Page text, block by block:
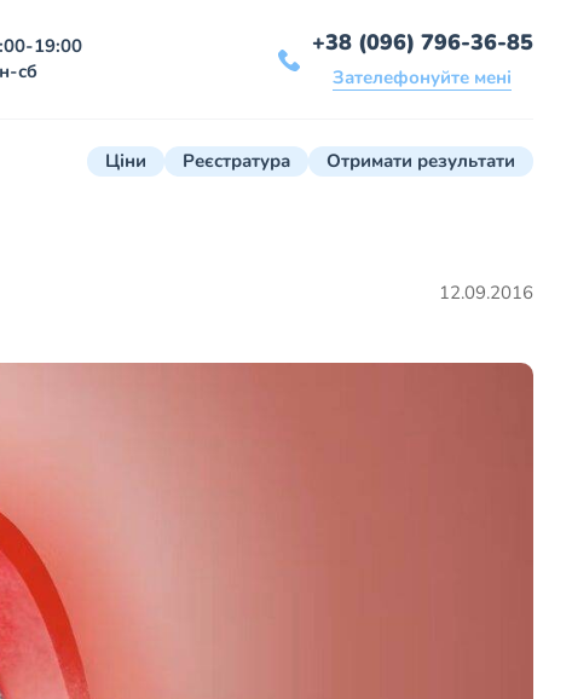
19:00
сб
+38 (096) 796-36-85
Зателефонуйте мені
Ціни Реєстратура Отримати результати
12.09.2016